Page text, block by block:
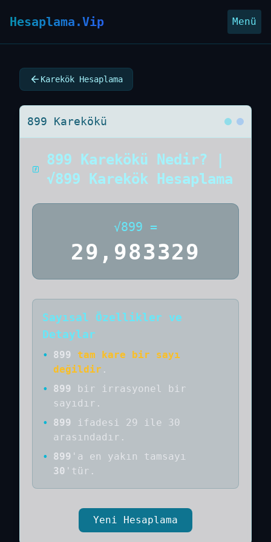
Hesaplama.Vip Menü
Karekök Hesaplama
899 Karekökü
899 Karekökü Nedir? |
√899 Karekök Hesaplama
√899 =
29,983329
Sayısal Özellikler ve
Detaylar
• 899
tam kare bir sayı
değildir .
•
899 bir
irrasyonel bir
sayıdır .
•
899
ifadesi 29 ile 30
arasındadır.
•
899 'a en yakın tamsayı
30 'tür.
Yeni Hesaplama